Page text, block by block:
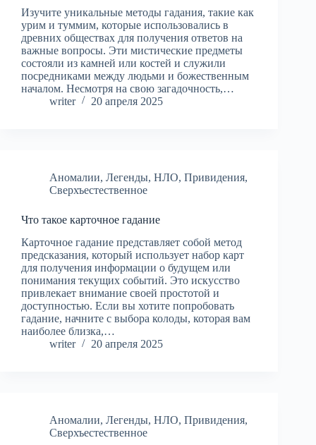
Изучите уникальные методы гадания, такие как
урим и туммим, которые использовались в
древних обществах для получения ответов на
важные вопросы. Эти мистические предметы
состояли из камней или костей и служили
посредниками между людьми и божественным
началом. Несмотря на свою загадочность,…
writer
20 апреля 2025
Аномалии, Легенды, НЛО, Привидения,
Сверхъестественное
Что такое карточное гадание
Карточное гадание представляет собой метод
предсказания, который использует набор карт
для получения информации о будущем или
понимания текущих событий. Это искусство
привлекает внимание своей простотой и
доступностью. Если вы хотите попробовать
гадание, начните с выбора колоды, которая вам
наиболее близка,…
writer
20 апреля 2025
Аномалии, Легенды, НЛО, Привидения,
Сверхъестественное